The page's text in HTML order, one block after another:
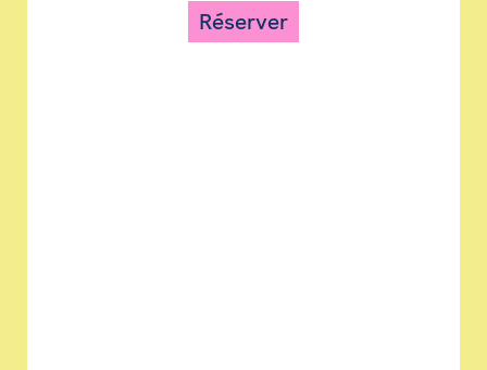
Réserver